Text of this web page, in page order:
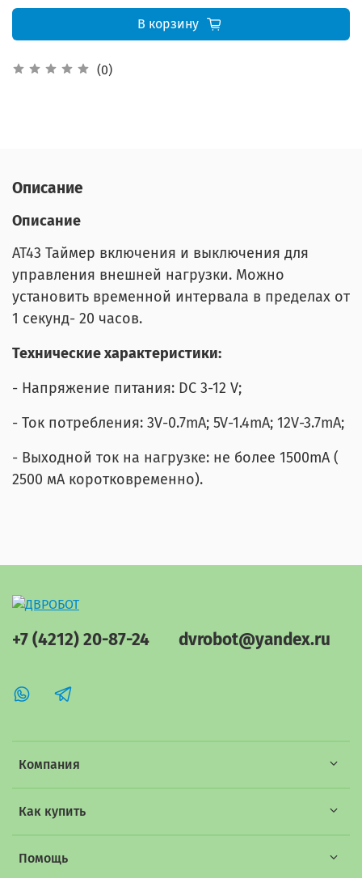
(0)
В корзину
Описание
Описание
AT43 Таймер включения и выключения для
управления внешней нагрузки. Можно
установить временной интервала в пределах от
1 секунд- 20 часов.
Технические характеристики:
- Напряжение питания: DC 3-12 V;
- Ток потребления: 3V-0.7mA; 5V-1.4mA; 12V-3.7mA;
- Выходной ток на нагрузке: не более 1500mA (
2500 мА коротковременно).
Компания
Как купить
Помощь
+7 (4212) 20-87-24 dvrobot@yandex.ru